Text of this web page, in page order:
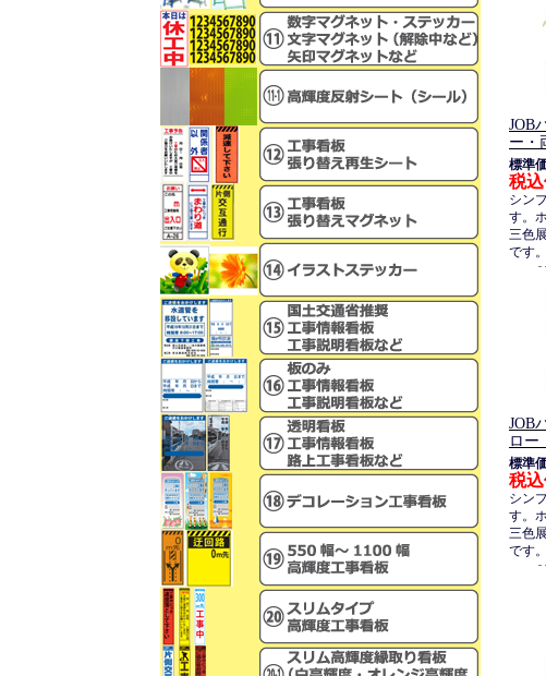
JOB
ー・
標準
税
シン
す。
三色
です。
JOB
ロー
標準
税
シン
す。
三色
です。